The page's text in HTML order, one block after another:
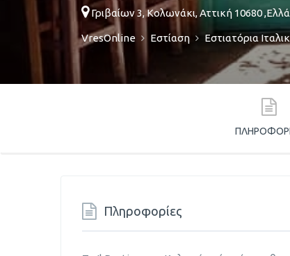
Γριβαίων 3,Κολωνάκι,Αττική 10680,
VresOnline Εστίαση Εστιατόρια
Πληροφορίες